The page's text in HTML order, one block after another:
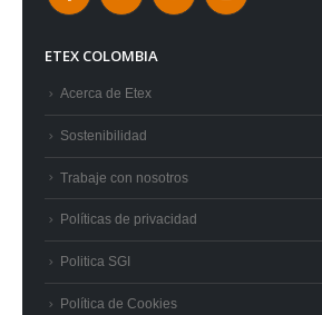
ETEX COLOMBIA
Acerca de Etex
Sostenibilidad
Trabaje con nosotros
Políticas de privacidad
Politica SGI
Política de Cookies